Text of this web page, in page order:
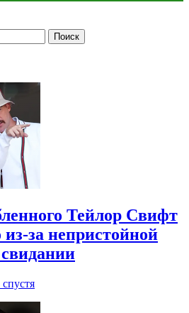
Тейлор Свифт
за непристойной
спустя